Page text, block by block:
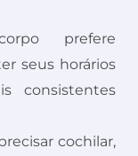
prefere
seus horários
consistentes
cochilar,